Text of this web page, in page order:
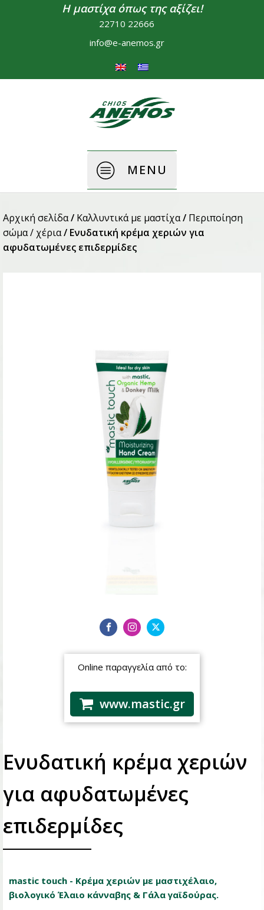
Η μαστίχα όπως της αξίζει!
22710 22666
info@e-anemos.gr
MENU
Αρχική σελίδα/ Καλλυντικά με μαστίχα/ Περιποίηση
σώμα / χέρια/ Ενυδατική κρέμα χεριών για
αφυδατωμένες επιδερμίδες
Online παραγγελία από το:
www.mastic.gr
Ενυδατική κρέμα χεριών
για αφυδατωμένες
επιδερμίδες
mastic touch - Κρέμα χεριών με μαστιχέλαιο,
βιολογικό Έλαιο κάνναβης & Γάλα γαϊδούρας.